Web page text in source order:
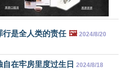
行是全人类的责任 🖼️ 2024/8/20
在牢房里度过生日 2024/8/18